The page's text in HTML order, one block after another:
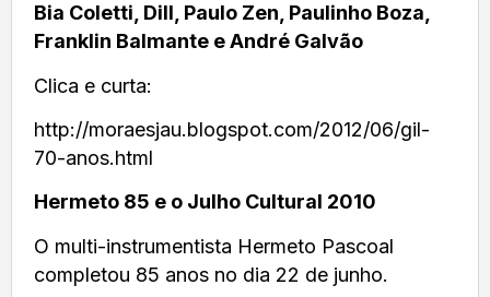
Bia Coletti, Dill, Paulo Zen, Paulinho Boza,
Franklin Balmante e André Galvão
Clica e curta:
http://moraesjau.blogspot.com/2012/06/gil-
70-anos.html
Hermeto 85 e o Julho Cultural 2010
O multi-instrumentista Hermeto Pascoal
completou 85 anos no dia 22 de junho.